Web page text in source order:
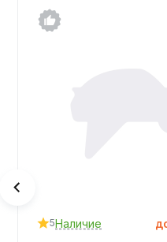
5Наличие